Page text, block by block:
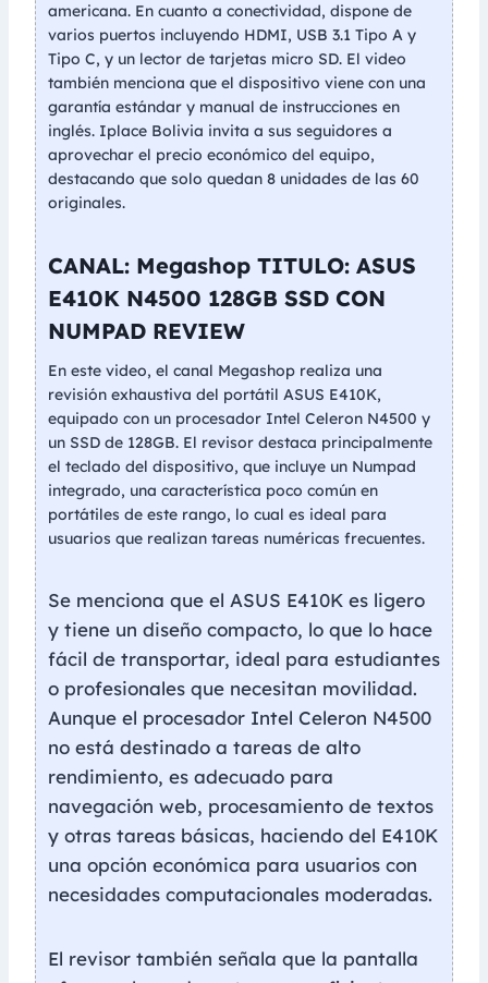
americana. En cuanto a conectividad, dispone de
varios puertos incluyendo HDMI, USB 3.1 Tipo A y
Tipo C, y un lector de tarjetas micro SD. El video
también menciona que el dispositivo viene con una
garantía estándar y manual de instrucciones en
inglés. Iplace Bolivia invita a sus seguidores a
aprovechar el precio económico del equipo,
destacando que solo quedan 8 unidades de las 60
originales.
CANAL: Megashop TITULO: ASUS
E410K N4500 128GB SSD CON
NUMPAD REVIEW
En este video, el canal Megashop realiza una
revisión exhaustiva del portátil ASUS E410K,
equipado con un procesador Intel Celeron N4500 y
un SSD de 128GB. El revisor destaca principalmente
el teclado del dispositivo, que incluye un Numpad
integrado, una característica poco común en
portátiles de este rango, lo cual es ideal para
usuarios que realizan tareas numéricas frecuentes.
Se menciona que el ASUS E410K es ligero
y tiene un diseño compacto, lo que lo hace
fácil de transportar, ideal para estudiantes
o profesionales que necesitan movilidad.
Aunque el procesador Intel Celeron N4500
no está destinado a tareas de alto
rendimiento, es adecuado para
navegación web, procesamiento de textos
y otras tareas básicas, haciendo del E410K
una opción económica para usuarios con
necesidades computacionales moderadas.
El revisor también señala que la pantalla